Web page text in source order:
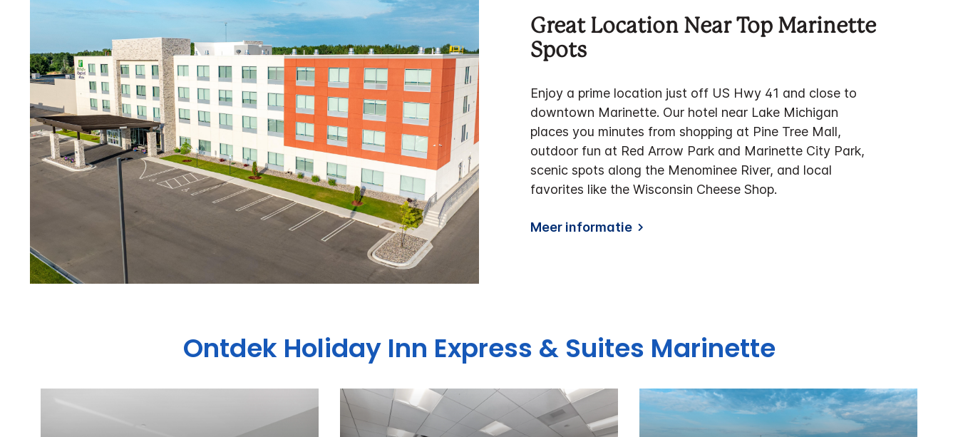
Great Location Near Top Marinette
Spots
Enjoy a prime location just off US Hwy 41 and close to
downtown Marinette. Our hotel near Lake Michigan
places you minutes from shopping at Pine Tree Mall,
outdoor fun at Red Arrow Park and Marinette City Park,
scenic spots along the Menominee River, and local
favorites like the Wisconsin Cheese Shop.
Meer informatie
Ontdek Holiday Inn Express & Suites Marinette